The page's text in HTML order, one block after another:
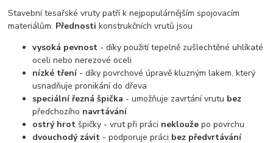
Stavební tesařské vruty patří k nejpopulárnějším spojovacím
materiálům. Přednosti konstrukčních vrutů jsou
vysoká pevnost - díky použití tepelně zušlechtěné uhlíkaté
oceli nebo nerezové oceli
nízké tření- díky povrchové úpravě kluzným lakem, který
usnadňuje pronikání do dřeva
speciální řezná špička - umožňuje zavrtání vrutu bez
předchozího navrtávání
ostrý hrot špičky - vrut při práci nekloužepo povrchu
dvouchodý závit - podporuje práci bez předvrtávání